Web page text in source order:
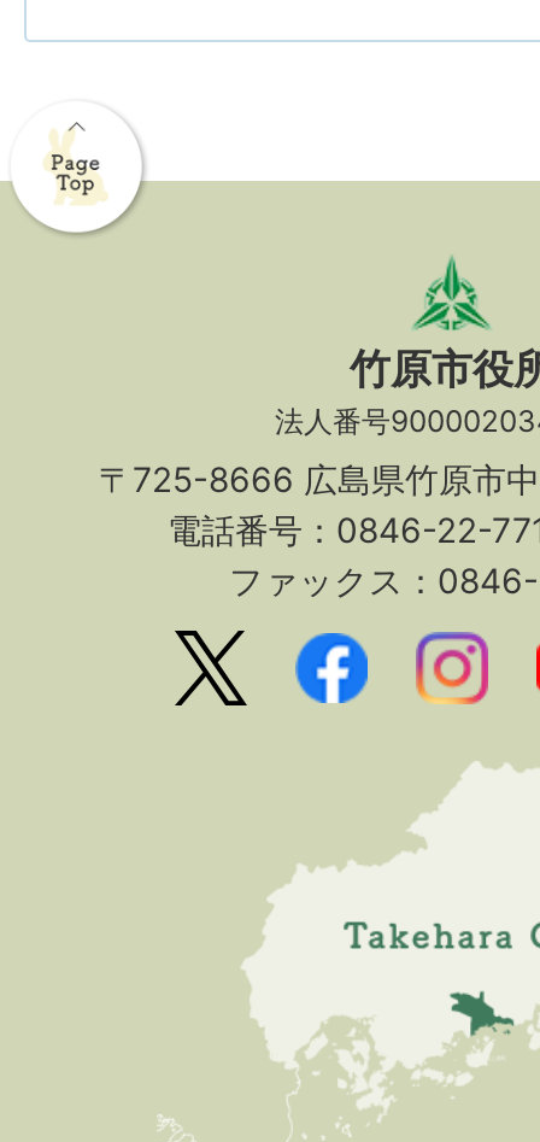
竹原市役
法人番号
〒725-8666 広島県竹原市
電話番号：0846-22-
ファックス：